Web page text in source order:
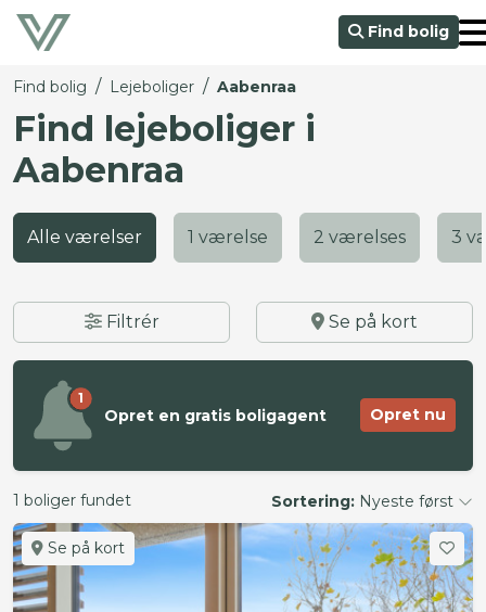
Find bolig
Find bolig / Lejeboliger / Aabenraa
Find lejeboliger i
Aabenraa
Alle værelser 1 værelse 2 værelses 3
Filtrér Se på kort
1
Opret en gratis boligagent Opret nu
1 boliger fundet Sortering: Nyeste først
Se på kort